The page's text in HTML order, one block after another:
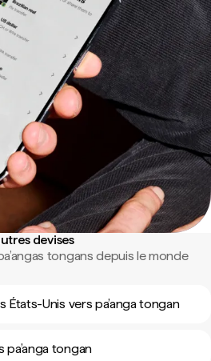
devises
tongans depuis le monde
États-Unis vers pa’anga tongan
pa’anga tongan